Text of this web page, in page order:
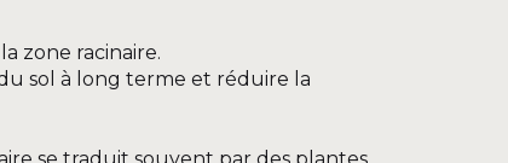
zone racinaire.
sol à long terme et réduire la
se traduit souvent par des plantes